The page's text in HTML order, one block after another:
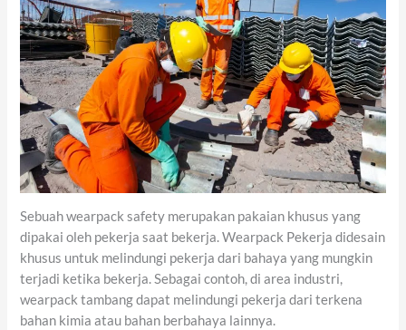
Sebuah wearpack safety merupakan pakaian khusus yang
dipakai oleh pekerja saat bekerja. Wearpack Pekerja didesain
khusus untuk melindungi pekerja dari bahaya yang mungkin
terjadi ketika bekerja. Sebagai contoh, di area industri,
wearpack tambang dapat melindungi pekerja dari terkena
bahan kimia atau bahan berbahaya lainnya.